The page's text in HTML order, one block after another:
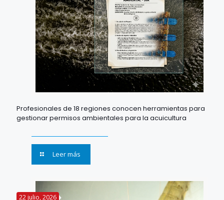
Profesionales de 18 regiones conocen herramientas para
gestionar permisos ambientales para la acuicultura
Leer más
22 julio, 2026